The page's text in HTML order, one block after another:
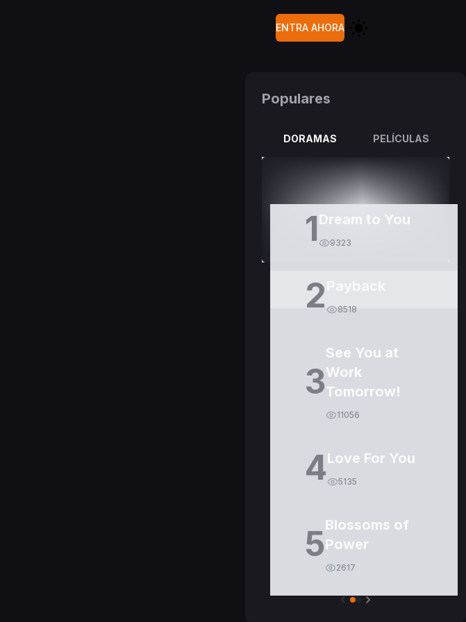
ENTRA AHORA
Populares
DORAMAS PELÍCULAS
1Dream to You
9323
2 8518
3
See You at
Work
Tomorrow!
11056
4Love For You
5135
5Blossoms of
Power
2617